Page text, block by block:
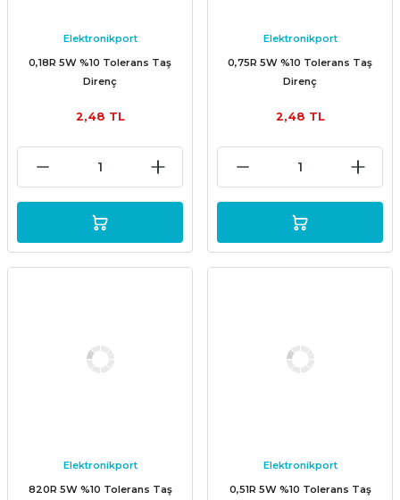
Elektronikport
0,18R 5W %10 Tolerans Taş
Direnç
2,48 TL
Elektronikport
0,75R 5W %10 Tolerans Taş
Direnç
2,48 TL
Elektronikport
820R 5W %10 Tolerans Taş
Elektronikport
0,51R 5W %10 Tolerans Taş